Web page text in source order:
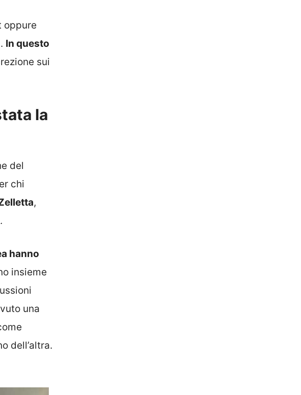
oppure
In questo
sui
la
del
chi
,
hanno
insieme
una
dell’altra.